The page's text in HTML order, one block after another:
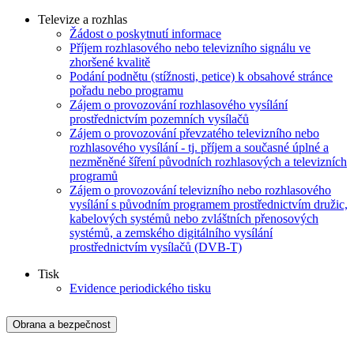
Televize a rozhlas
Žádost o poskytnutí informace
Příjem rozhlasového nebo televizního signálu ve
zhoršené kvalitě
Podání podnětu (stížnosti, petice) k obsahové stránce
pořadu nebo programu
Zájem o provozování rozhlasového vysílání
prostřednictvím pozemních vysílačů
Zájem o provozování převzatého televizního nebo
rozhlasového vysílání - tj. příjem a současné úplné a
nezměněné šíření původních rozhlasových a televizních
programů
Zájem o provozování televizního nebo rozhlasového
vysílání s původním programem prostřednictvím družic,
kabelových systémů nebo zvláštních přenosových
systémů, a zemského digitálního vysílání
prostřednictvím vysílačů (DVB-T)
Tisk
Evidence periodického tisku
Obrana a bezpečnost